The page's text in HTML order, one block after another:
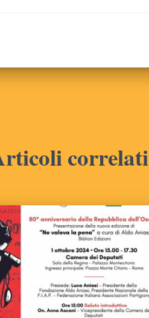
correlati